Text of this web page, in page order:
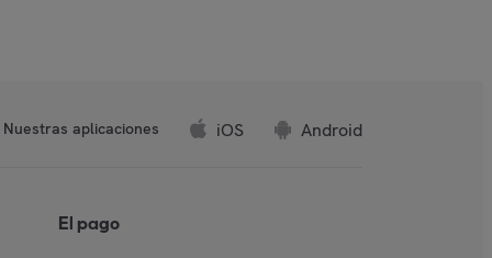
Nuestras aplicaciones iOS Android
El pago